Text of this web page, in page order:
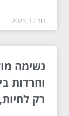
נוב 12, 2025
נשימה
וחרדות
רק